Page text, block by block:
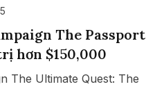
The Passport
hơn $150,000
The Ultimate Quest: The